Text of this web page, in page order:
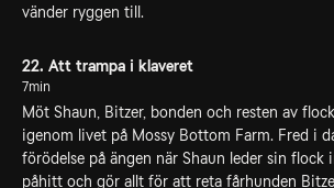
vänder ryggen till.
22. Att trampa i klaveret
7min
Möt Shaun, Bitzer, bonden och resten av
igenom livet på Mossy Bottom Farm. Fred i
förödelse på ängen när Shaun leder sin flock
påhitt och gör allt för att reta fårhunden